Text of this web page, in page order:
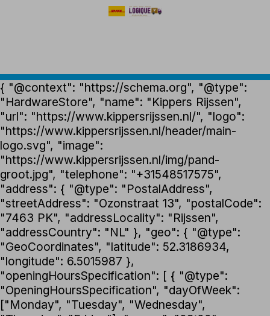
{ "@context": "https://schema.org", "@type":
"HardwareStore", "name": "Kippers Rijssen",
"url": "https://www.kippersrijssen.nl/", "logo":
"https://www.kippersrijssen.nl/header/main-
logo.svg", "image":
"https://www.kippersrijssen.nl/img/pand-
groot.jpg", "telephone": "+31548517575",
"address": { "@type": "PostalAddress",
"streetAddress": "Ozonstraat 13", "postalCode":
"7463 PK", "addressLocality": "Rijssen",
"addressCountry": "NL" }, "geo": { "@type":
"GeoCoordinates", "latitude": 52.3186934,
"longitude": 6.5015987 },
"openingHoursSpecification": [ { "@type":
"OpeningHoursSpecification", "dayOfWeek":
["Monday", "Tuesday", "Wednesday",